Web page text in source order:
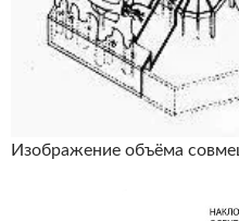
Изображение объёма